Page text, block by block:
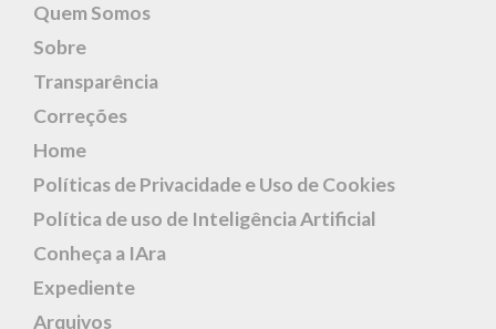
Quem Somos
Sobre
Transparência
Correções
Home
Políticas de Privacidade e Uso de Cookies
Política de uso de Inteligência Artificial
Conheça a IAra
Expediente
Arquivos